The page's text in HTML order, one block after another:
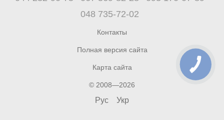
048 735-72-02
Контакты
Полная версия сайта
Карта сайта
© 2008—2026
Рус Укр